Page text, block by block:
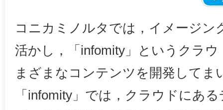
コニカミノルタでは，イメージン
活かし，「infomity」というクラ
まざまなコンテンツを開発してま
「infomity」では，クラウドにあ